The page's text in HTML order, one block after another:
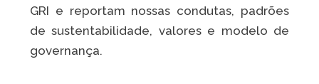
GRI e reportam nossas condutas, padrões
de sustentabilidade, valores e modelo de
governança.